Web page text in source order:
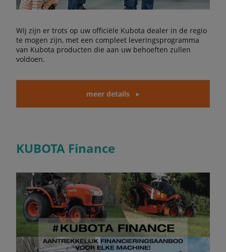
Wij zijn er trots op uw officiële Kubota dealer in de regio
te mogen zijn, met een compleet leveringsprogramma
van Kubota producten die aan uw behoeften zullen
voldoen.
meer details
KUBOTA Finance